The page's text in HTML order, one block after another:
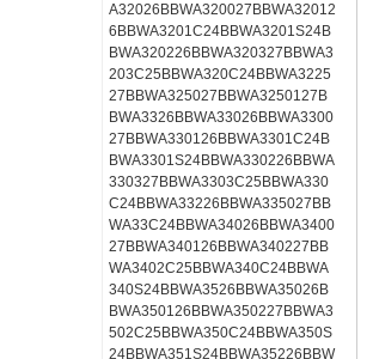
A32026BBWA320027BBWA32012
6BBWA3201C24BBWA3201S24B
BWA320226BBWA320327BBWA3
203C25BBWA320C24BBWA3225
27BBWA325027BBWA3250127B
BWA3326BBWA33026BBWA3300
27BBWA330126BBWA3301C24B
BWA3301S24BBWA330226BBWA
330327BBWA3303C25BBWA330
C24BBWA33226BBWA335027BB
WA33C24BBWA34026BBWA3400
27BBWA340126BBWA340227BB
WA3402C25BBWA340C24BBWA
340S24BBWA3526BBWA35026B
BWA350126BBWA350227BBWA3
502C25BBWA350C24BBWA350S
24BBWA351S24BBWA35226BBW